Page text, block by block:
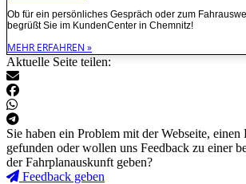
Ob für ein persönliches Gespräch oder zum
begrüßt Sie im KundenCenter in Chemnitz!
MEHR ERFAHREN »
Aktuelle Seite teilen:
Sie haben ein Problem mit der Webseite, einen
gefunden oder wollen uns Feedback zu einer
der Fahrplanauskunft geben?
Feedback geben